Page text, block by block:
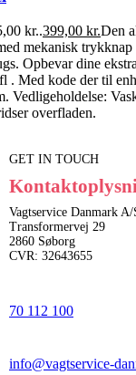
kr..399,00 kr.Den
mekanisk
Opbevar dine
Med kode der til
overfladen.
GET IN TOUCH
Vagtservice Danmark A/
Transformervej 29
2860 Søborg
CVR: 32643655
70 112 100
info@vagtservice-